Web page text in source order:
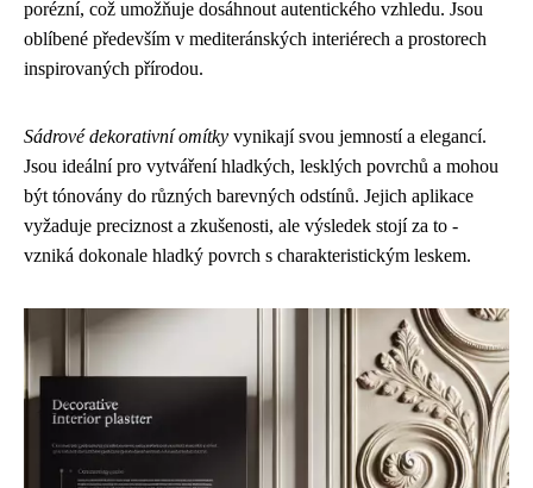
porézní, což umožňuje dosáhnout autentického vzhledu. Jsou
oblíbené především v mediteránských interiérech a prostorech
inspirovaných přírodou.
Sádrové dekorativní omítky vynikají svou jemností a elegancí.
Jsou ideální pro vytváření hladkých, lesklých povrchů a mohou
být tónovány do různých barevných odstínů. Jejich aplikace
vyžaduje preciznost a zkušenosti, ale výsledek stojí za to -
vzniká dokonale hladký povrch s charakteristickým leskem.